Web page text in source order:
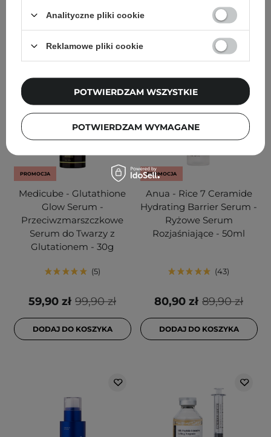
129,00 zł
PROMOCJA
Medicube - Glutathione
Glow Serum -
Przeciwzmarszczkowe
Serum do Twarzy z
Glutationem - 30g
5
99,90 zł
59,90 zł
DODAJ DO KOSZYKA
PROMOCJA
Anua - Rice 7 Ceramide
Hydrating Barrier Serum -
Ryżowe Serum
Rozjaśniające - 50ml
43
89,90 zł
80,90 zł
DODAJ DO KOSZYKA
Analityczne pliki cookie
Reklamowe pliki cookie
POTWIERDZAM WYMAGANE
POTWIERDZAM WSZYSTKIE